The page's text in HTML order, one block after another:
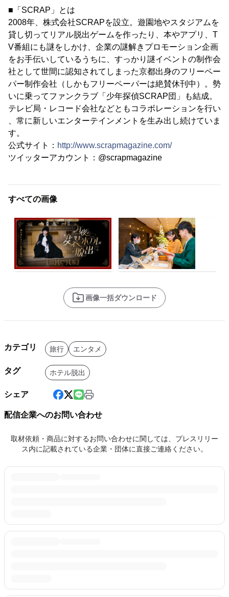
■「SCRAP」とは
2008年、株式会社SCRAPを設立。遊園地やスタジアムを
貸し切ってリアル脱出ゲームを作ったり、本やアプリ、T
V番組にも謎をしかけ、企業の謎解きプロモーション企画
をお手伝いしているうちに、すっかり謎イベントの制作会
社として世間に認知されてしまった京都出身のフリーペー
パー制作会社（しかもフリーペーパーは絶賛休刊中）。勢
いに乗ってファンクラブ「少年探偵SCRAP団」も結成。
テレビ局・レコード会社などともコラボレーションを行い
、常に新しいエンターテインメントを生み出し続けていま
す。
公式サイト： http://www.scrapmagazine.com/
ツイッターアカウント：@scrapmagazine
すべての画像
画像一括ダウンロード
カテゴリ 旅行 エンタメ
タグ ホテル脱出
シェア
配信企業へのお問い合わせ
取材依頼・商品に対するお問い合わせに関しては、プレスリリー
ス内に記載されている企業・団体に直接ご連絡ください。